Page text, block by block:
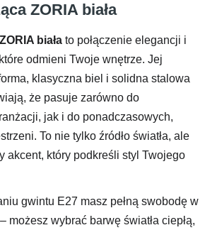
ZORIA biała
biała to połączenie elegancji i
odmieni Twoje wnętrze. Jej
klasyczna biel i solidna stalowa
że pasuje zarówno do
jak i do ponadczasowych,
To nie tylko źródło światła, ale
akcent, który podkreśli styl Twojego
gwintu E27 masz pełną swobodę w
możesz wybrać barwę światła ciepłą,